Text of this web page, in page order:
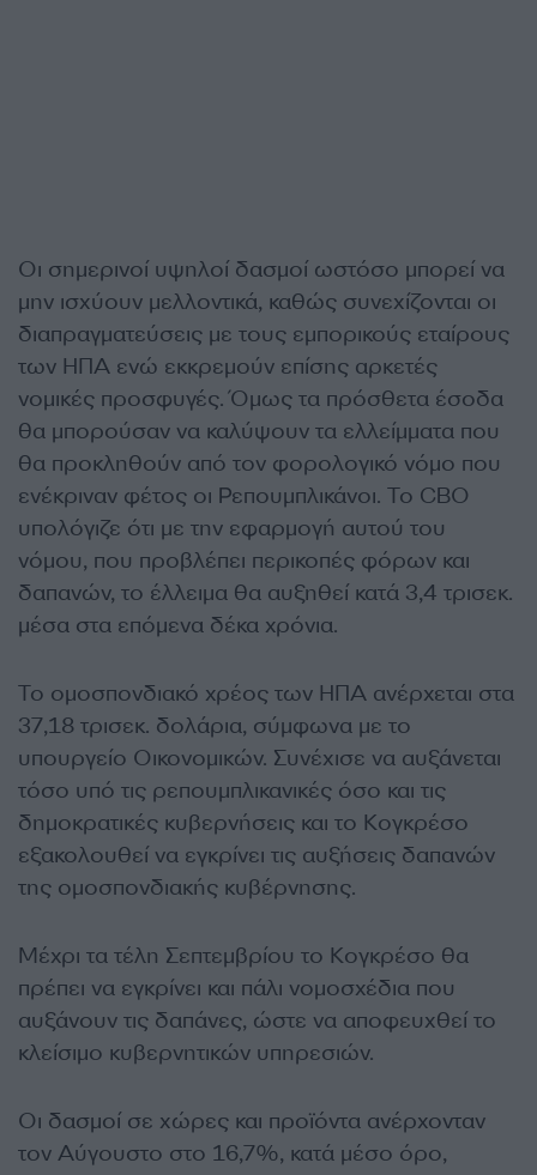
Οι σημερινοί υψηλοί δασμοί ωστόσο μπορεί να
μην ισχύουν μελλοντικά, καθώς συνεχίζονται οι
διαπραγματεύσεις με τους εμπορικούς εταίρους
των ΗΠΑ ενώ εκκρεμούν επίσης αρκετές
νομικές προσφυγές. Όμως τα πρόσθετα έσοδα
θα μπορούσαν να καλύψουν τα ελλείμματα που
θα προκληθούν από τον φορολογικό νόμο που
ενέκριναν φέτος οι Ρεπουμπλικάνοι. Το CBO
υπολόγιζε ότι με την εφαρμογή αυτού του
νόμου, που προβλέπει περικοπές φόρων και
δαπανών, το έλλειμα θα αυξηθεί κατά 3,4 τρισεκ.
μέσα στα επόμενα δέκα χρόνια.
Το ομοσπονδιακό χρέος των ΗΠΑ ανέρχεται στα
37,18 τρισεκ. δολάρια, σύμφωνα με το
υπουργείο Οικονομικών. Συνέχισε να αυξάνεται
τόσο υπό τις ρεπουμπλικανικές όσο και τις
δημοκρατικές κυβερνήσεις και το Κογκρέσο
εξακολουθεί να εγκρίνει τις αυξήσεις δαπανών
της ομοσπονδιακής κυβέρνησης.
Μέχρι τα τέλη Σεπτεμβρίου το Κογκρέσο θα
πρέπει να εγκρίνει και πάλι νομοσχέδια που
αυξάνουν τις δαπάνες, ώστε να αποφευχθεί το
κλείσιμο κυβερνητικών υπηρεσιών.
Οι δασμοί σε χώρες και προϊόντα ανέρχονταν
τον Αύγουστο στο 16,7%, κατά μέσο όρο,